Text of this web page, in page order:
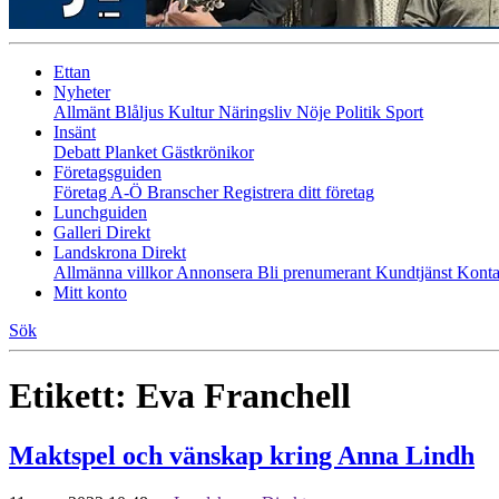
Ettan
Nyheter
Allmänt Blåljus KulturNäringsliv Nöje Politik Sport
Insänt
Debatt Planket Gästkrönikor
Företagsguiden
Företag A-Ö BranscherRegistrera ditt företag
Lunchguiden
Galleri Direkt
Landskrona Direkt
Allmänna villkorAnnonsera Bli prenumerant Kundtjänst
Mitt konto
Sök
Etikett: Eva Franchell
Maktspel och vänskap kring Anna Lindh